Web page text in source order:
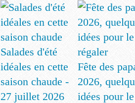
Salades d'été
idéales en cette
saison chaude -
27 juillet 2026
Fête des
2026,
idées pour le